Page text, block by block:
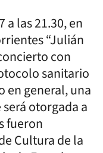
a las 21.30, en
“Julián
con
sanitario
en general, una
otorgada a
fueron
Cultura de la